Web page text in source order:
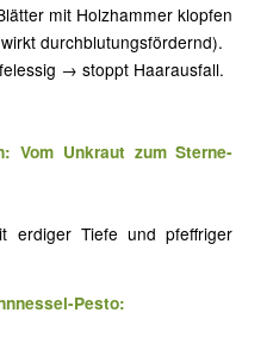
mit Holzhammer klopfen
durchblutungsfördernd).
→ stoppt Haarausfall.
Vom Unkraut zum Sterne-
erdiger Tiefe und pfeffriger
Pesto: